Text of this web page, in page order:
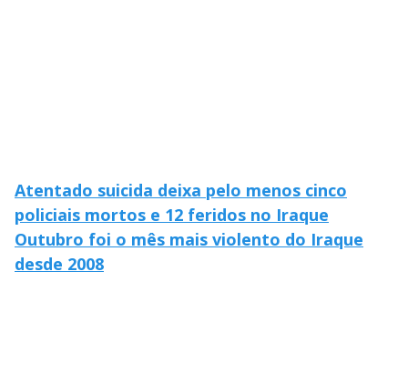
Atentado suicida deixa pelo menos cinco
policiais mortos e 12 feridos no Iraque
Outubro foi o mês mais violento do Iraque
desde 2008